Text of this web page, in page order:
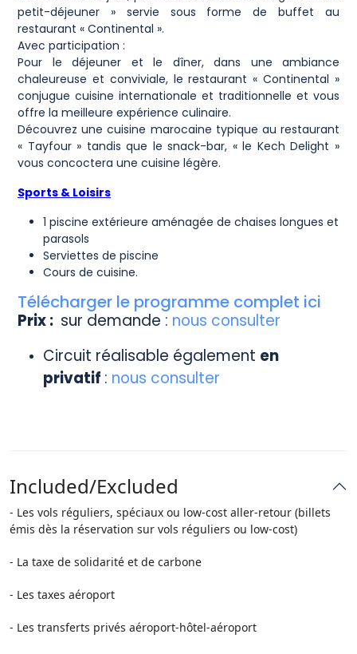
petit-déjeuner » servie sous forme de buffet au
restaurant « Continental ».
Avec participation :
Pour le déjeuner et le dîner, dans une ambiance
chaleureuse et conviviale, le restaurant « Continental »
conjugue cuisine internationale et traditionnelle et vous
offre la meilleure expérience culinaire.
Découvrez une cuisine marocaine typique au restaurant
« Tayfour » tandis que le snack-bar, « le Kech Delight »
vous concoctera une cuisine légère.
Sports & Loisirs
1 piscine extérieure aménagée de chaises longues et
parasols
Serviettes de piscine
Cours de cuisine.
Télécharger le programme complet ici
Prix : sur demande : nous consulter
Circuit réalisable également en
privatif : nous consulter
Included/Excluded
- Les vols réguliers, spéciaux ou low-cost aller-retour (billets
émis dès la réservation sur vols réguliers ou low-cost)
- La taxe de solidarité et de carbone
- Les taxes aéroport
- Les transferts privés aéroport-hôtel-aéroport